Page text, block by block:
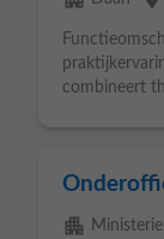
combineert
apartment